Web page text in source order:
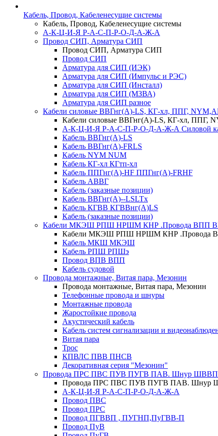
Кабель, Провод, Кабеленесущие системы
Кабель, Провод, Кабеленесущие системы
А-К-Ц-И-Я Р-А-С-П-Р-О-Д-А-Ж-А
Провод СИП, Арматура СИП
Провод СИП, Арматура СИП
Провод СИП
Арматура для СИП (ИЭК)
Арматура для СИП (Импульс и РЭС)
Арматура для СИП (Инсталл)
Арматура для СИП (МЗВА)
Арматура для СИП разное
Кабели силовые ВВГнг(А)-LS, КГ-хл, ППГ,
Кабели силовые ВВГнг(А)-LS, КГ-хл, ППГ,
А-К-Ц-И-Я Р-А-С-П-Р-О-Д-А-Ж-А Силовой
Кабель ВВГнг(А)-LS
Кабель ВВГнг(А)-FRLS
Кабель NYM NUM
Кабель КГ-хл КГтп-хл
Кабель ППГнг(А)-HF ППГнг(А)-FRHF
Кабель АВВГ
Кабель (заказные позиции)
Кабель ВВГнг(А)--LSLTx
Кабель КГВВ КГВВнг(А)LS
Кабель (заказные позиции)
Кабели МКЭШ РПШ НРШМ КНР .Провода ВПП
Кабели МКЭШ РПШ НРШМ КНР .Провода
Кабель МКШ МКЭШ
Кабель РПШ РПШэ
Провод ВПВ ВПП
Кабель судовой
Провода монтажные, Витая пара, Мезонин
Провода монтажные, Витая пара, Мезонин
Телефонные провода и шнуры
Монтажные провода
Жаростойкие провода
Акустический кабель
Кабель систем сигнализации и
Витая пара
Трос
КПВЛС ПВВ ПНСВ
Декоративная серия "Мезонин"
Провода ПРС ПВС ПУВ ПУГВ ПАВ. Шнур
Провода ПРС ПВС ПУВ ПУГВ ПАВ. Шнур
А-К-Ц-И-Я Р-А-С-П-Р-О-Д-А-Ж-А
Провод ПВС
Провод ПРС
Провод ПГВВП , ПУГНП,ПуГВВ-П
Провод ПуВ